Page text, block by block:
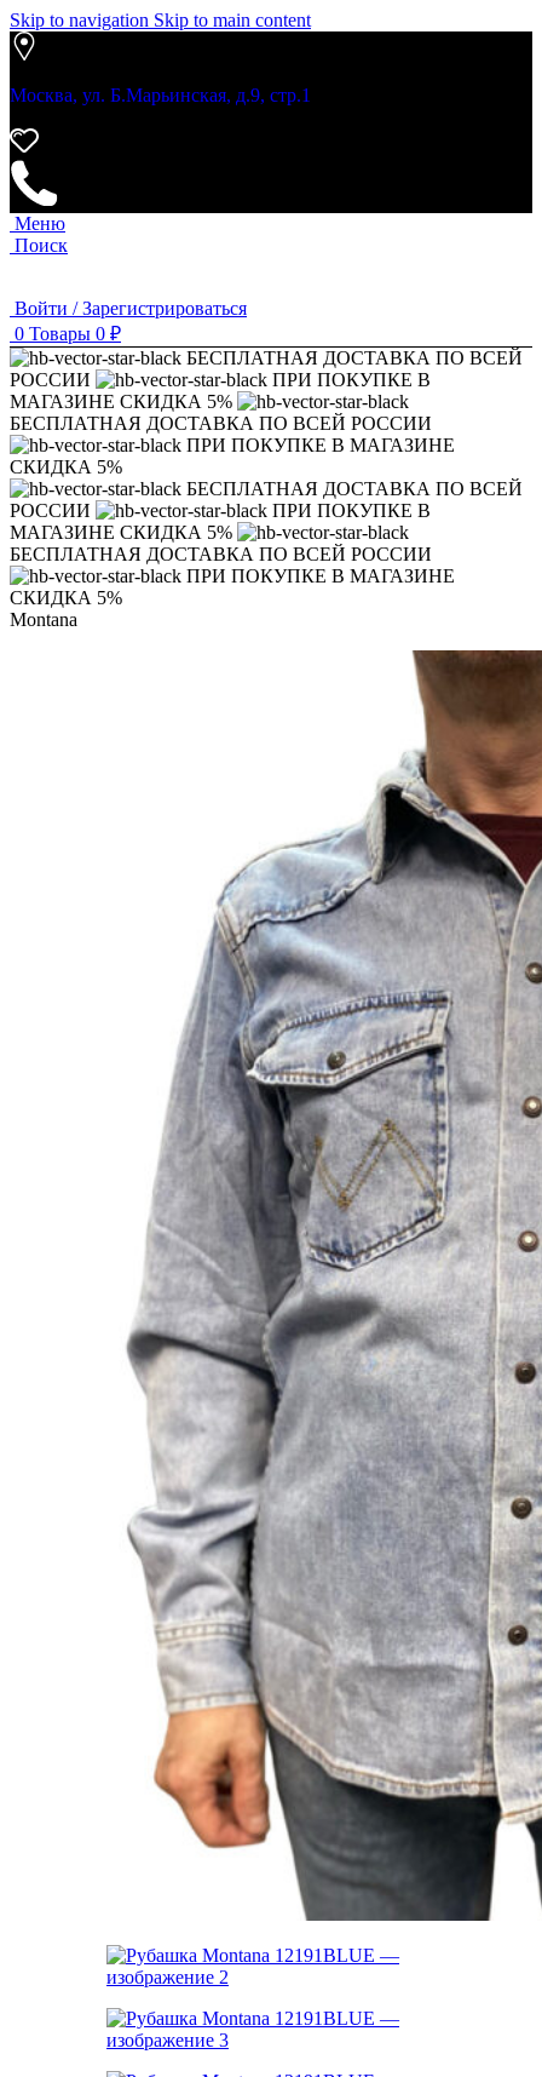
Skip to navigation Skip to main content
Москва, ул. Б.Марьинская, д.9, стр.1
Меню
Поиск
Войти / Зарегистрироваться
0 Товары 0 ₽
БЕСПЛАТНАЯ ДОСТАВКА ПО ВСЕЙ
РОССИИ
ПРИ ПОКУПКЕ В
МАГАЗИНЕ СКИДКА 5%
БЕСПЛАТНАЯ ДОСТАВКА ПО ВСЕЙ РОССИИ
ПРИ ПОКУПКЕ В МАГАЗИНЕ
СКИДКА 5%
БЕСПЛАТНАЯ ДОСТАВКА ПО ВСЕЙ
РОССИИ
ПРИ ПОКУПКЕ В
МАГАЗИНЕ СКИДКА 5%
БЕСПЛАТНАЯ ДОСТАВКА ПО ВСЕЙ РОССИИ
ПРИ ПОКУПКЕ В МАГАЗИНЕ
СКИДКА 5%
Montana